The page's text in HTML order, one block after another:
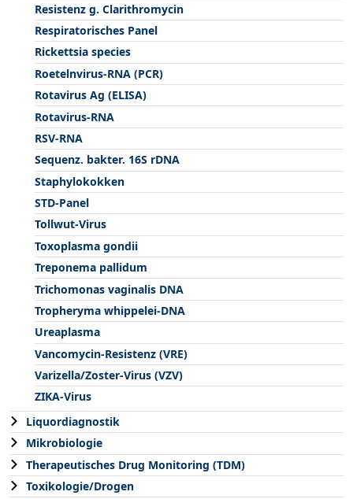
Resistenz g. Clarithromycin
Respiratorisches Panel
Rickettsia species
Roetelnvirus-RNA (PCR)
Rotavirus Ag (ELISA)
Rotavirus-RNA
RSV-RNA
Sequenz. bakter. 16S rDNA
Staphylokokken
STD-Panel
Tollwut-Virus
Toxoplasma gondii
Treponema pallidum
Trichomonas vaginalis DNA
Tropheryma whippelei-DNA
Ureaplasma
Vancomycin-Resistenz (VRE)
Varizella/Zoster-Virus (VZV)
ZIKA-Virus
Liquordiagnostik
Mikrobiologie
Therapeutisches Drug Monitoring (TDM)
Toxikologie/Drogen